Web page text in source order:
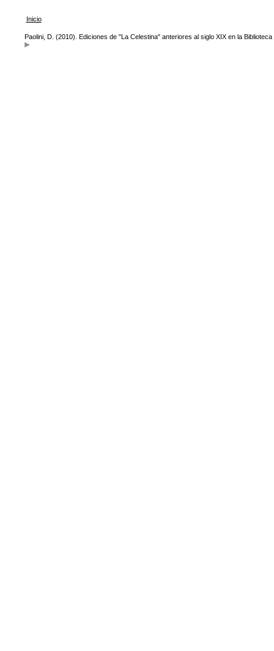
Inicio
Paolini, D. (2010). Ediciones de "La Celestina" anteriores al siglo XIX en la